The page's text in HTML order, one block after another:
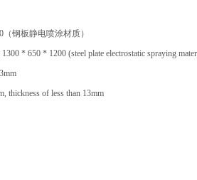
钢板静电喷涂材质）
* 650 * 1200 (steel plate electrostatic spraying
thickness of less than 13mm